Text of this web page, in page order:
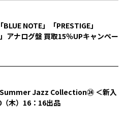
NOTE」「PRESTIGE」
」アナログ盤 買取15％UPキャンペー
Summer Jazz Collection㉔ ＜新入
木）16：16出品